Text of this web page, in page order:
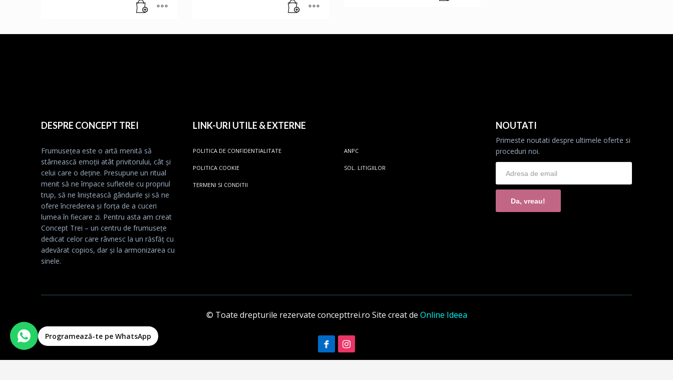
DESPRE CONCEPT TREI
Frumusețea este o artă menită să
stârnească emoții atât privitorului, cât și
celui care o deține. Presupune un ritual
menit să ne împace sufletele cu propriul
trup, să ne liniștească gândurile și să ne
ofere încrederea și forța de a cuceri
lumea în fiecare zi. Pentru asta am creat
Concept Trei – un centru de frumusețe
dedicat celor care râvnesc la un răsfăț cu
adevărat copios, dar și la armonizarea cu
sinele.
LINK-URI UTILE & EXTERNE
POLITICA DE CONFIDENTIALITATE
POLITICA COOKIE
TERMENI SI CONDITII
ANPC
SOL. LITIGIILOR
NOUTATI
Primeste noutati despre ultimele oferte si
proceduri noi.
Da, vreau!
© Toate drepturile rezervate concepttrei.ro Site creat de Online Ideea
Programează-te pe WhatsApp